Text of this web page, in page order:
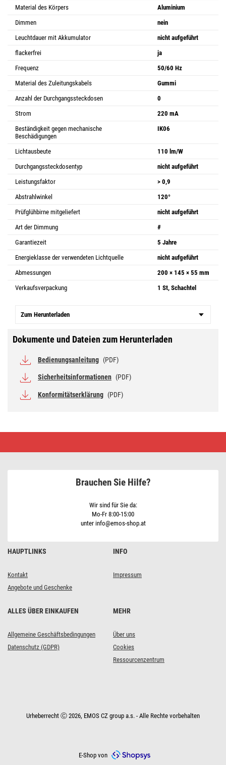
Material des Körpers
Aluminium
Dimmen
nein
Leuchtdauer mit Akkumulator
nicht aufgeführt
flackerfrei
ja
Frequenz
50/60 Hz
Material des Zuleitungskabels
Gummi
Anzahl der Durchgangssteckdosen
0
Strom
220 mA
Beständigkeit gegen mechanische
Beschädigungen
IK06
Lichtausbeute
110 lm/W
Durchgangssteckdosentyp
nicht aufgeführt
Leistungsfaktor
> 0,9
Abstrahlwinkel
120°
Prüfglühbirne mitgeliefert
nicht aufgeführt
Art der Dimmung
#
Garantiezeit
5 Jahre
Energieklasse der verwendeten Lichtquelle
nicht aufgeführt
Abmessungen
200 × 145 × 55 mm
Verkaufsverpackung
1 St, Schachtel
Zum Herunterladen
Dokumente und Dateien zum Herunterladen
Bedienungsanleitung (PDF)
Sicherheitsinformationen (PDF)
Konformitätserklärung (PDF)
PROFI
HAUPTLINKS
Kontakt
Angebote und Geschenke
INFO
Impressum
ALLES ÜBER EINKAUFEN
Allgemeine Geschäftsbedingungen
Datenschutz (GDPR)
MEHR
Über uns
Cookies
Ressourcenzentrum
Brauchen Sie Hilfe?
Wir sind für Sie da:
Mo-Fr 8:00-15:00
unter info@emos-shop.at
Urheberrecht Ⓒ 2026, EMOS CZ group a.s. - Alle Rechte vorbehalten
E-Shop von